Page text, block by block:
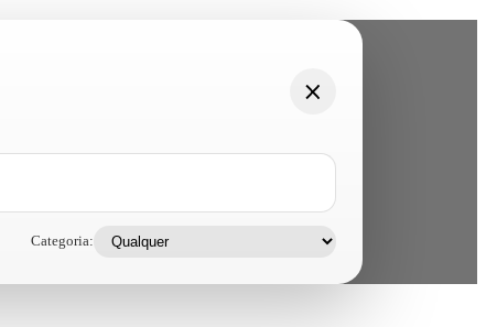
Categoria: